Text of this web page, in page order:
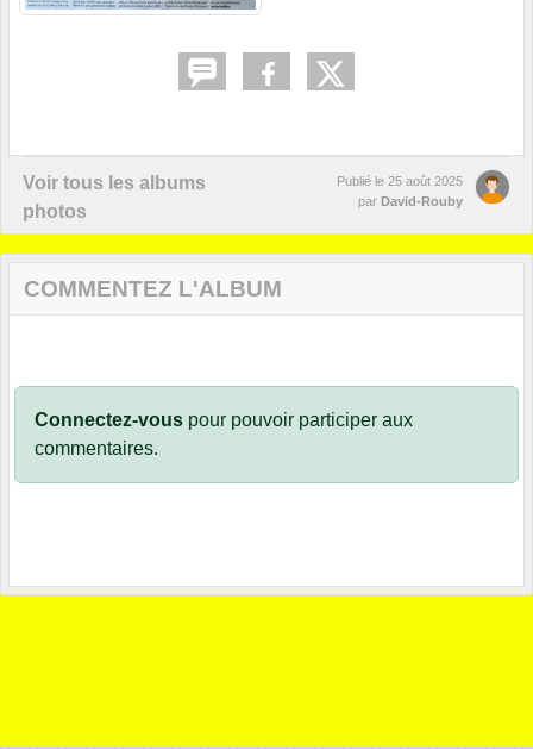
Voir tous les albums
photos
Publié le 25 août 2025
par David-Rouby
COMMENTEZ L'ALBUM
Connectez-vous pour pouvoir participer aux
commentaires.